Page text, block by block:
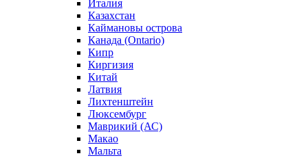
Италия
Казахстан
Каймановы острова
Канада (Ontario)
Кипр
Киргизия
Китай
Латвия
Лихтенштейн
Люксембург
Маврикий (АС)
Макао
Мальта